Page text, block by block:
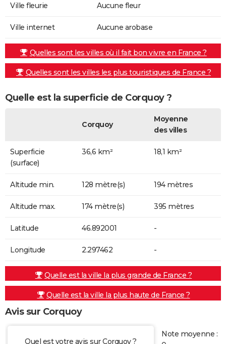
Ville fleurie Aucune fleur
Ville internet Aucune arobase
Quelles sont les villes où il fait bon vivre en France ?
Quelles sont les villes les plus touristiques de France ?
Quelle est la superficie de Corquoy ?
Corquoy
Moyenne
des villes
Superficie
(surface)
36,6 km² 18,1 km²
Altitude min. 128 mètre(s) 194 mètres
Altitude max. 174 mètre(s) 395 mètres
Latitude 46.892001 -
Longitude 2.297462 -
Quelle est la ville la plus grande de France ?
Quelle est la ville la plus haute de France ?
Avis sur Corquoy
Quel est votre avis sur Corquoy ?
Note moyenne :